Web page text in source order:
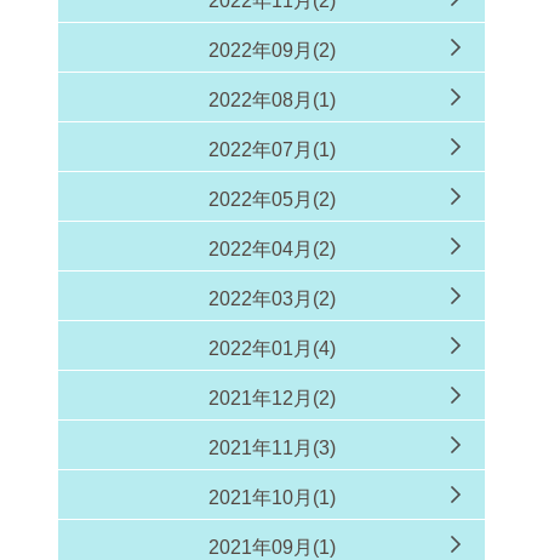
2022年09月(2)
2022年08月(1)
2022年07月(1)
2022年05月(2)
2022年04月(2)
2022年03月(2)
2022年01月(4)
2021年12月(2)
2021年11月(3)
2021年10月(1)
2021年09月(1)